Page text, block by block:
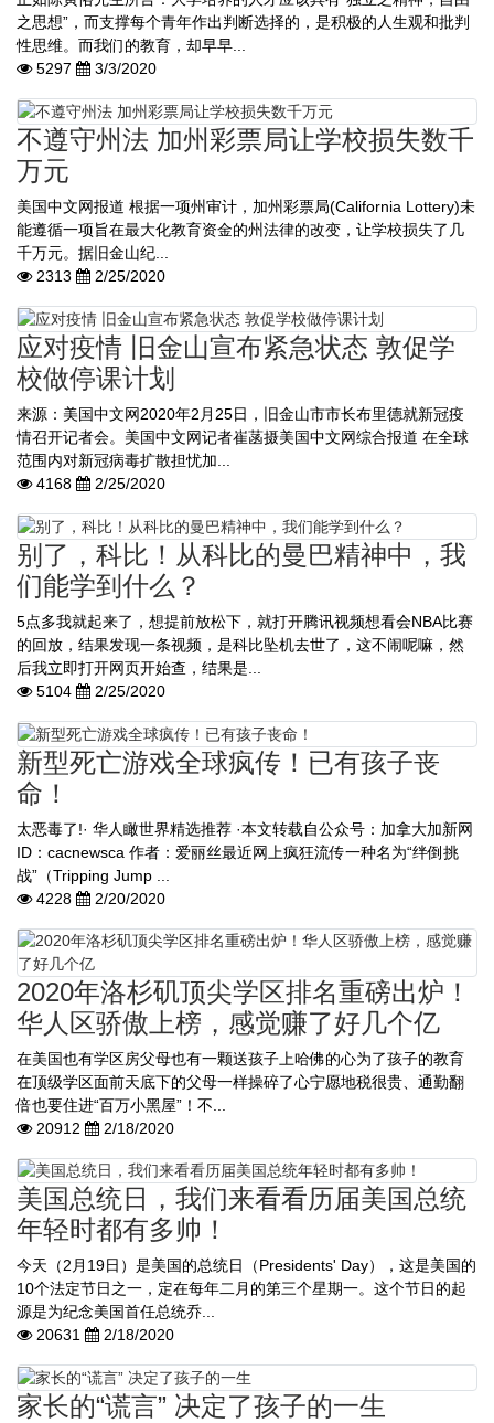
之思想”，而支撑每个青年作出判断选择的，是积极的人生观和批判
性思维。而我们的教育，却早早...
5297
3/3/2020
不遵守州法 加州彩票局让学校损失数千
万元
美国中文网报道 根据一项州审计，加州彩票局(California Lottery)未
能遵循一项旨在最大化教育资金的州法律的改变，让学校损失了几
千万元。据旧金山纪...
2313
2/25/2020
应对疫情 旧金山宣布紧急状态 敦促学
校做停课计划
来源：美国中文网2020年2月25日，旧金山市市长布里德就新冠疫
情召开记者会。美国中文网记者崔菡摄美国中文网综合报道 在全球
范围内对新冠病毒扩散担忧加...
4168
2/25/2020
别了，科比！从科比的曼巴精神中，我
们能学到什么？
5点多我就起来了，想提前放松下，就打开腾讯视频想看会NBA比赛
的回放，结果发现一条视频，是科比坠机去世了，这不闹呢嘛，然
后我立即打开网页开始查，结果是...
5104
2/25/2020
新型死亡游戏全球疯传！已有孩子丧
命！
太恶毒了!· 华人瞰世界精选推荐 ·本文转载自公众号：加拿大加新网
ID：cacnewsca 作者：爱丽丝最近网上疯狂流传一种名为“绊倒挑
战”（Tripping Jump ...
4228
2/20/2020
2020年洛杉矶顶尖学区排名重磅出炉！
华人区骄傲上榜，感觉赚了好几个亿
在美国也有学区房父母也有一颗送孩子上哈佛的心为了孩子的教育
在顶级学区面前天底下的父母一样操碎了心宁愿地税很贵、通勤翻
倍也要住进“百万小黑屋”！不...
20912
2/18/2020
美国总统日，我们来看看历届美国总统
年轻时都有多帅！
今天（2月19日）是美国的总统日（Presidents' Day），这是美国的
10个法定节日之一，定在每年二月的第三个星期一。这个节日的起
源是为纪念美国首任总统乔...
20631
2/18/2020
家长的“谎言” 决定了孩子的一生